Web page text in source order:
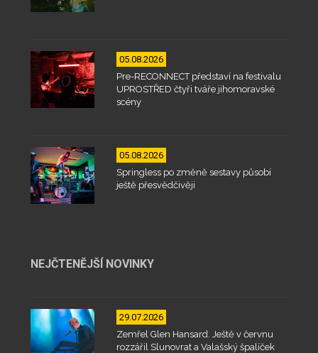
05.08.2026
Pre-RECONNECT představí na festivalu
UPROSTŘED čtyři tváře jihomoravské
scény
05.08.2026
Springless po změně sestavy působí
ještě přesvědčivěji
NEJČTENĚJŠÍ NOVINKY
29.07.2026
Zemřel Glen Hansard. Ještě v červnu
rozzářil Slunovrat a Valašský špalíček